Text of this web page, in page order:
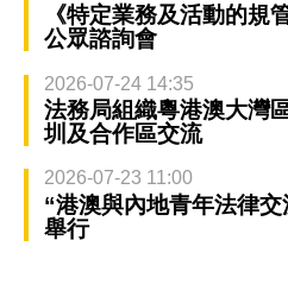
《特定業務及活動的規
公眾諮詢會
2026-07-24 14:35
法務局組織粵港澳大灣
圳及合作區交流
2026-07-23 11:00
“港澳與內地青年法律
舉行